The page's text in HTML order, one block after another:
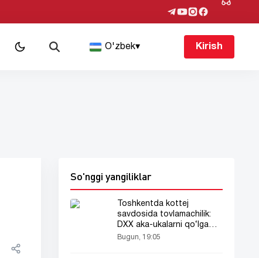
O'zbek▾ Kirish
So'nggi yangiliklar
Toshkentda kottej
savdosida tovlamachilik:
DXX aka-ukalarni qo‘lga
oldi
Bugun, 19:05